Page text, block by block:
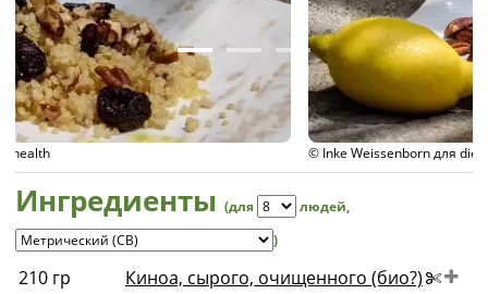
© Inke Weissenborn для diet-health
Ингредиенты (для людей,
)
210 гр Киноа, сырого, очищенного (био?)